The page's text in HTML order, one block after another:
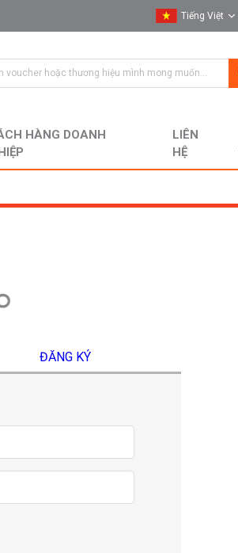
Tiếng Việt
English
HÀNG DOANH
LIÊN
HỆ
ĐĂNG KÝ